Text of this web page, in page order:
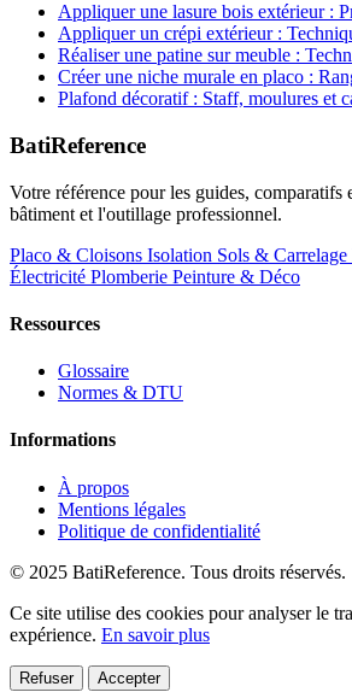
Appliquer une lasure bois extérieur :
Appliquer un crépi extérieur :
Réaliser une patine sur meuble :
Créer une niche murale en placo :
Plafond décoratif : Staff, moulures et
BatiReference
Votre référence pour les guides, comparatifs
bâtiment et l'outillage professionnel.
Placo & Cloisons Isolation Sols & Carrelage
Électricité Plomberie Peinture & Déco
Ressources
Glossaire
Normes & DTU
Informations
À propos
Mentions légales
Politique de confidentialité
© 2025 BatiReference. Tous droits réservés.
Ce site utilise des cookies pour analyser le
expérience. En savoir plus
Refuser Accepter